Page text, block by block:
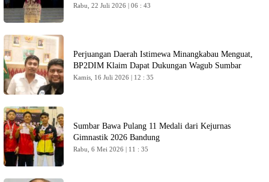
Rabu, 22 Juli 2026 | 06 : 43
Perjuangan Daerah Istimewa Minangkabau Menguat,
BP2DIM Klaim Dapat Dukungan Wagub Sumbar
Kamis, 16 Juli 2026 | 12 : 35
Sumbar Bawa Pulang 11 Medali dari Kejurnas
Gimnastik 2026 Bandung
Rabu, 6 Mei 2026 | 11 : 35